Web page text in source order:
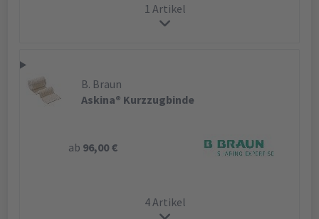
1 Artikel
B. Braun
Askina® Kurzzugbinde
ab 96,00 €
4 Artikel